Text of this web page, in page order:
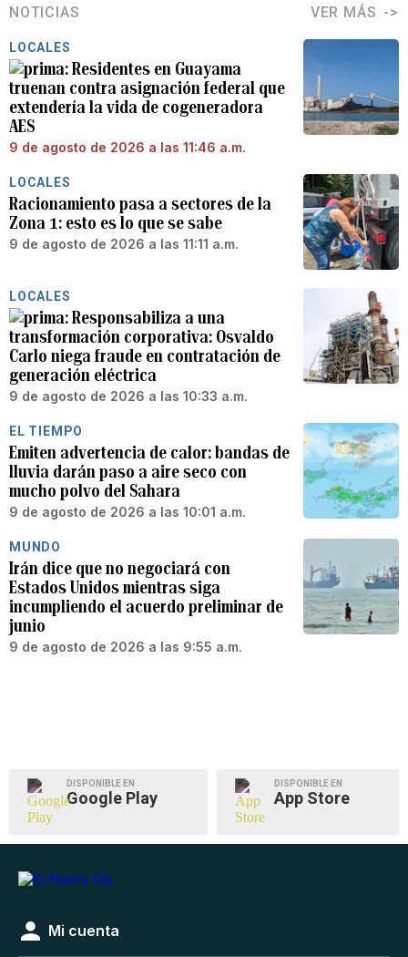
NOTICIAS VER MÁS
LOCALES
Residentes en Guayama
truenan contra asignación federal que
extendería la vida de cogeneradora
AES
9 de agosto de 2026 a las 11:46 a.m.
LOCALES
Racionamiento pasa a sectores de la
Zona 1: esto es lo que se sabe
9 de agosto de 2026 a las 11:11 a.m.
LOCALES
Responsabiliza a una
transformación corporativa: Osvaldo
Carlo niega fraude en contratación de
generación eléctrica
9 de agosto de 2026 a las 10:33 a.m.
EL TIEMPO
Emiten advertencia de calor: bandas de
lluvia darán paso a aire seco con
mucho polvo del Sahara
9 de agosto de 2026 a las 10:01 a.m.
MUNDO
Irán dice que no negociará con
Estados Unidos mientras siga
incumpliendo el acuerdo preliminar de
junio
9 de agosto de 2026 a las 9:55 a.m.
DISPONIBLE EN
Google Play
DISPONIBLE EN
App Store
Mi cuenta